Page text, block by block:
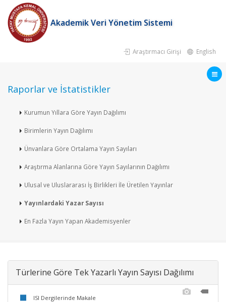
Akademik Veri Yönetim Sistemi
Araştırmacı Girişi English
Raporlar ve İstatistikler
Kurumun Yıllara Göre Yayın Dağılımı
Birimlerin Yayın Dağılımı
Ünvanlara Göre Ortalama Yayın Sayıları
Araştırma Alanlarına Göre Yayın Sayılarının Dağılımı
Ulusal ve Uluslararası İş Birlikleri İle Üretilen Yayınlar
Yayınlardaki Yazar Sayısı
En Fazla Yayın Yapan Akademisyenler
Türlerine Göre Tek Yazarlı Yayın Sayısı Dağılımı
ISI Dergilerinde Makale